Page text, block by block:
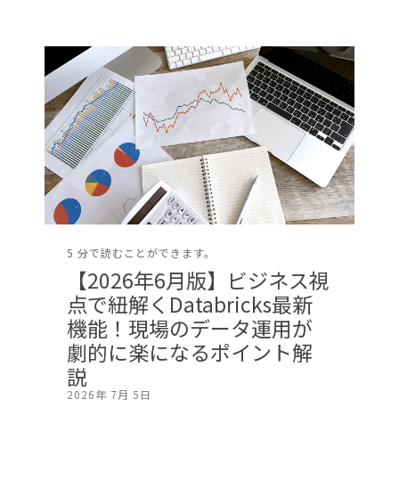
5 分で読むことができます。
【2026年6月版】ビジネス視
点で紐解くDatabricks最新
機能！現場のデータ運用が
劇的に楽になるポイント解
説
2026年 7月 5日